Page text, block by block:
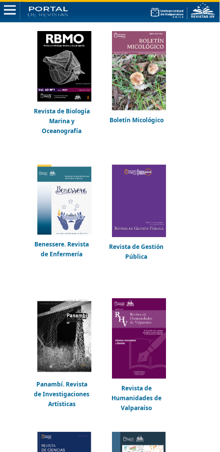
Revista de Biología
Marina y
Oceanografía
Boletín Micológico
Benessere. Revista
de Enfermería
Revista de Gestión
Pública
Panambí. Revista
de Investigaciones
Artísticas
Revista de
Humanidades de
Valparaíso